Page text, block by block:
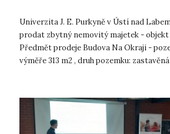
Univerzita J. E. Purkyně v Ústí nad
prodat zbytný nemovitý majetek - objekt
Předmět prodeje Budova Na Okraji -
výměře 313 m2 , druh pozemku: